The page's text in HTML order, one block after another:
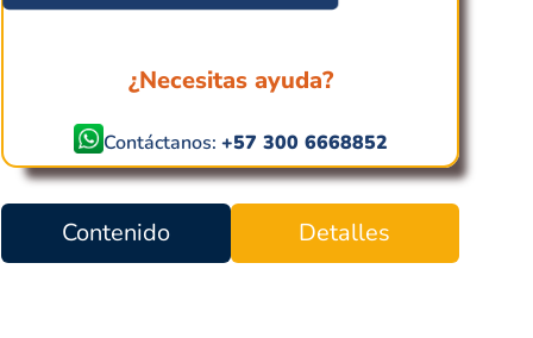
¿Necesitas ayuda?
Contáctanos: +57 300 6668852
Contenido Detalles